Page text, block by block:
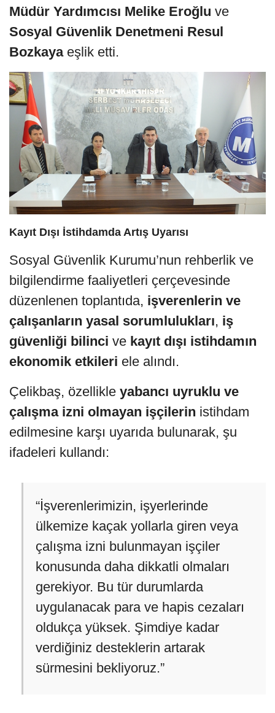
Müdür Yardımcısı Melike Eroğlu ve
Sosyal Güvenlik Denetmeni Resul
Bozkayaeşlik etti.
Kayıt Dışı İstihdamda Artış Uyarısı
Sosyal Güvenlik Kurumu’nun rehberlik ve
bilgilendirme faaliyetleri çerçevesinde
düzenlenen toplantıda, işverenlerin ve
çalışanların yasal sorumlulukları, iş
güvenliği bilinci ve kayıt dışı istihdamın
ekonomik etkileri ele alındı.
Çelikbaş, özellikle yabancı uyruklu ve
çalışma izni olmayan işçilerin istihdam
edilmesine karşı uyarıda bulunarak, şu
ifadeleri kullandı:
“İşverenlerimizin, işyerlerinde
ülkemize kaçak yollarla giren veya
çalışma izni bulunmayan işçiler
konusunda daha dikkatli olmaları
gerekiyor. Bu tür durumlarda
uygulanacak para ve hapis cezaları
oldukça yüksek. Şimdiye kadar
verdiğiniz desteklerin artarak
sürmesini bekliyoruz.”